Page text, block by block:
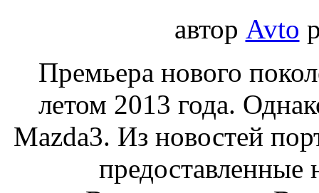
автор Avto
Премьера нового
летом 2013 года.
Mazda3. Из новостей
предоставленные